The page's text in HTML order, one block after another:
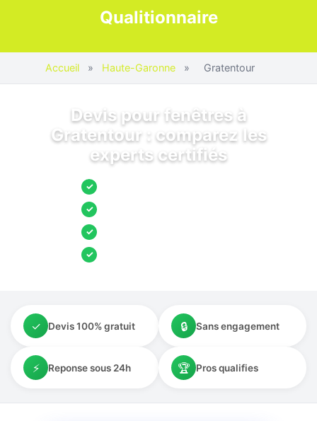
Qualitionnaire
Accueil » Haute-Garonne » Gratentour
Devis pour fenêtres à
Gratentour : comparez les
experts certifiés
✓
✓
✓
✓
✓ Devis 100% gratuit 🔒 Sans engagement
⚡ Reponse sous 24h 🏆 Pros qualifies